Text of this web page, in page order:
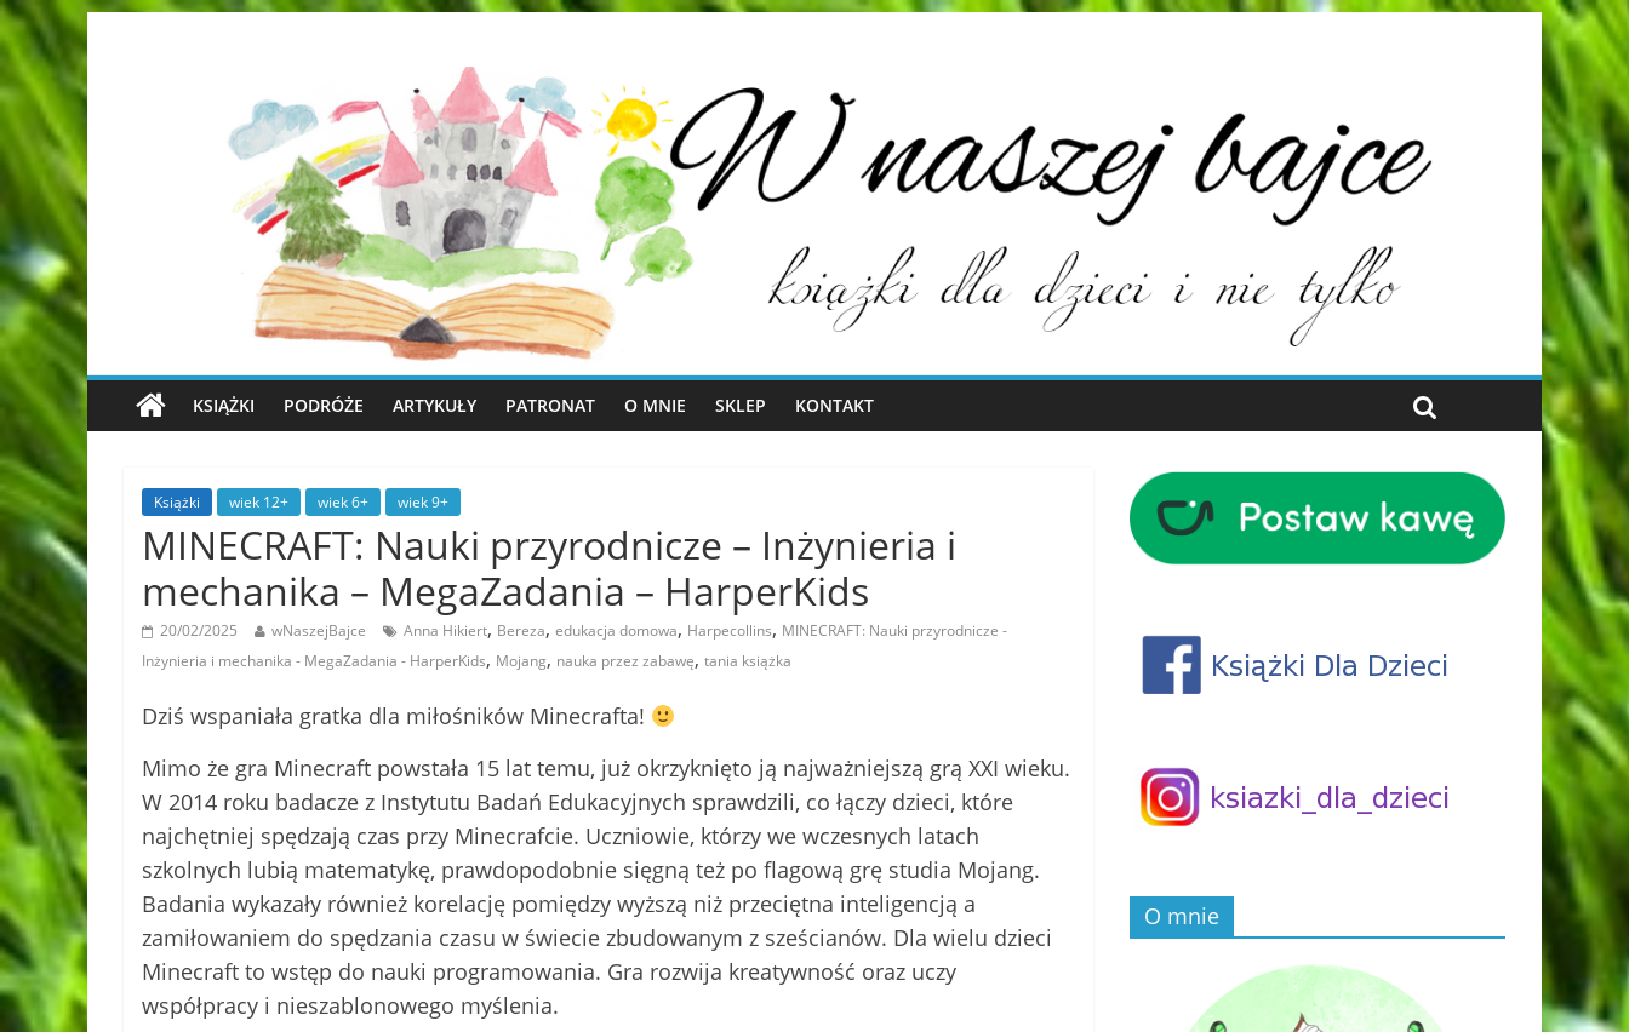
KSIĄŻKI PODRÓŻE ARTYKUŁY PATRONAT O MNIE SKLEP KONTAKT
Książki wiek 12+ wiek 6+ wiek 9+
MINECRAFT: Nauki przyrodnicze – Inżynieria i
mechanika – MegaZadania – HarperKids
20/02/2025 wNaszejBajce Anna Hikiert, Bereza, edukacja domowa, Harpecollins, MINECRAFT: Nauki przyrodnicze -
Inżynieria i mechanika - MegaZadania - HarperKids, Mojang, nauka przez zabawę, tania książka
Dziś wspaniała gratka dla miłośników Minecrafta!
Mimo że gra Minecraft powstała 15 lat temu, już okrzyknięto ją najważniejszą grą XXI wieku.
W 2014 roku badacze z Instytutu Badań Edukacyjnych sprawdzili, co łączy dzieci, które
najchętniej spędzają czas przy Minecrafcie. Uczniowie, którzy we wczesnych latach
szkolnych lubią matematykę, prawdopodobnie sięgną też po flagową grę studia Mojang.
Badania wykazały również korelację pomiędzy wyższą niż przeciętna inteligencją a
zamiłowaniem do spędzania czasu w świecie zbudowanym z sześcianów. Dla wielu dzieci
Minecraft to wstęp do nauki programowania. Gra rozwija kreatywność oraz uczy
współpracy i nieszablonowego myślenia.
O mnie